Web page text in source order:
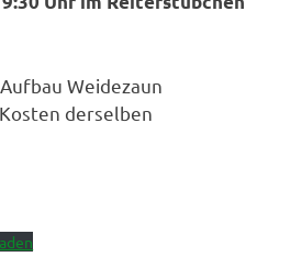
Weidezaun
derselben